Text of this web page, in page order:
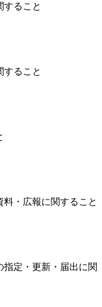
すること
すること
・広報に関すること
定・更新・届出に関